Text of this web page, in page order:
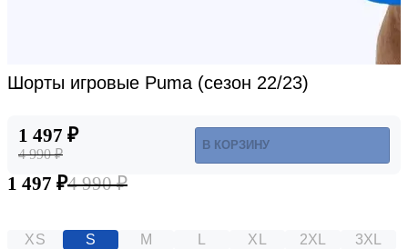
Шорты игровые Puma (сезон 22/23)
1 497 ₽
4 990 ₽
В КОРЗИНУ
1 497 ₽4 990 ₽
XS S M XL 2XL
3XL